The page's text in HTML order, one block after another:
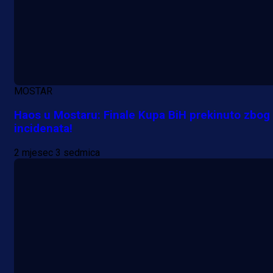
MOSTAR
Haos u Mostaru: Finale Kupa BiH prekinuto zbog
incidenata!
2 mjesec 3 sedmica